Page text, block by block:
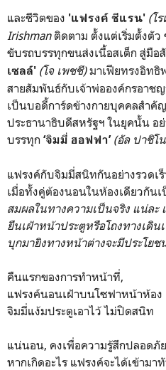
และชีวิตของ 'แฟรงค์ ชีแรน' (โ
Irishmanติดตาม ตั้งแต่เริ่มตั้งตั
ขับรถบรรทุกขนส่งเนื้อสเต็ก สู่มือ
เซลล์' (โจ เพชชี) มาเฟียทรงอิท
สายสัมพันธ์กับเจ้าพ่อองค์กรอาช
เป็นบอดี้การ์ดข้างกายบุคคลสำคั
ประธานาธิบดีสหรัฐฯ ในยุคนั้น อ
บรรทุก ‘จิมมี่ ฮอฟฟา’ (อัล ปาชิโ
แฟรงค์กับจิมมี่สนิทกันอย่างรวดเ
เมื่อทั้งคู่ต้องนอนในห้องเดียวกันเ
สมผลในทางความเป็นจริง แน่ละ
ยืนเฝ้าหน้าประตูหรือโถงทางเดิ
บุกมายิงทางหน้าต่างจะมีประโยช
คืนแรกของการทำหน้าที่,
แฟรงค์นอนเฝ้าบนโซฟาหน้าห้อง
จิมมี่แง้มประตูเอาไว้ ไม่ปิดสนิท
แน่นอน, คงเพื่อความรู้สึกปลอดภัย
หากเกิดอะไร แฟรงค์จะได้เข้ามา